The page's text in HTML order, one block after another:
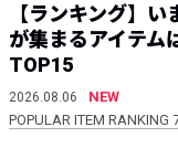
【ランキング】
が集まるアイテム
TOP15
2026.08.06
NEW
POPULAR ITEM